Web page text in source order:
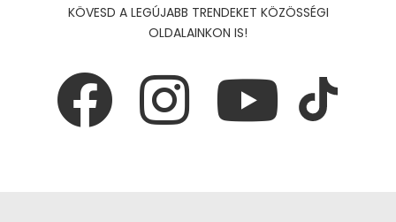
KÖVESD A LEGÚJABB TRENDEKET KÖZÖSSÉGI
OLDALAINKON IS!